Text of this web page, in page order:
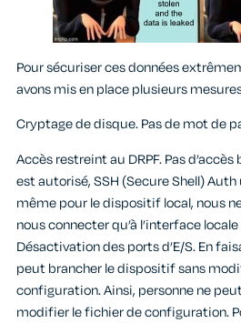
Pour sécuriser ces données
avons mis en place plusieurs
Cryptage de disque. Pas de mot de
Accès restreint au DRPF. Pas
est autorisé, SSH (Secure Shell)
même pour le dispositif local, nous
nous connecter qu’à l’interface locale
Désactivation des ports d’E/S. En
peut brancher le dispositif sans
configuration. Ainsi, personne ne
modifier le fichier de configuration.